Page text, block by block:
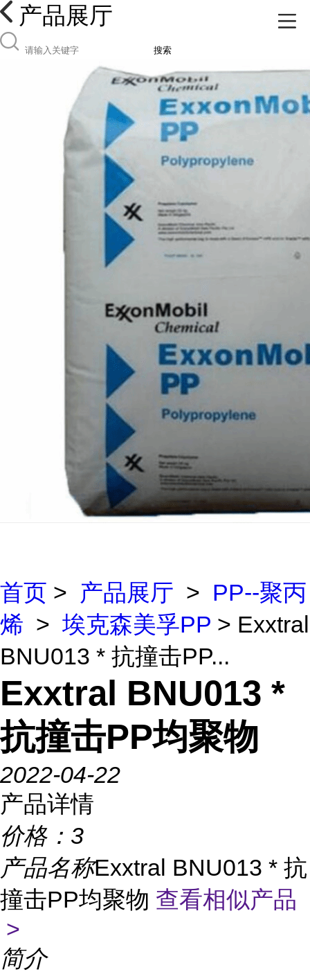
产品展厅
搜索
首页 > 产品展厅 > PP--聚丙
烯 > 埃克森美孚PP > Exxtral
BNU013 * 抗撞击PP...
Exxtral BNU013 *
抗撞击PP均聚物
2022-04-22
产品详情
价格： 3
产品名称Exxtral BNU013 * 抗
撞击PP均聚物 查看相似产品
>
简介